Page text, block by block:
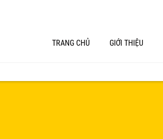
TRANG CHỦ GIỚI THIỆU